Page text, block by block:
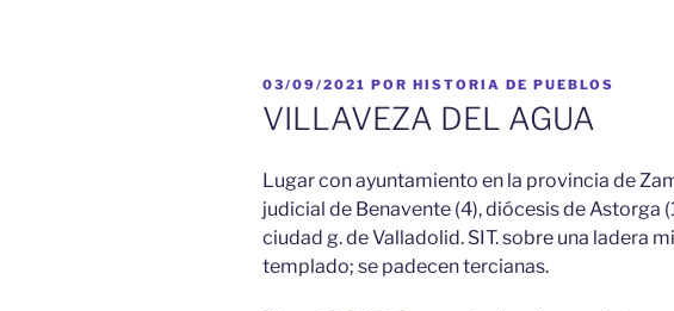
PUBLICADO
EL
03/09/2021 POR HISTORIA DE PUEBLOS
VILLAVEZA DEL AGUA
Lugar con ayuntamiento en la provincia de
judicial de Benavente (4), diócesis de Astorga
ciudad g. de Valladolid. SIT. sobre una ladera
templado; se padecen tercianas.